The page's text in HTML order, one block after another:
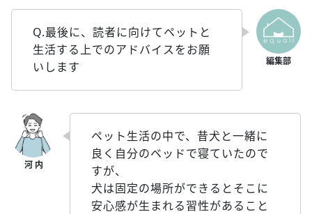
Q.最後に、読者に向けてペットと
生活する上でのアドバイスをお願
いします
ペット生活の中で、昔犬と一緒に
良く自分のベッドで寝ていたので
すが、
犬は固定の場所ができるとそこに
安心感が生まれる習性があること